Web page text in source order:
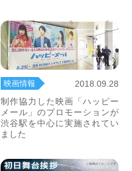
映画情報
2018.09.28
制作協力した映画「ハッピー
メール」のプロモーションが
渋谷駅を中心に実施されてい
ました